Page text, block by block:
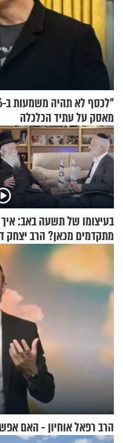
מאסק על עתיד הכלכלה
בעיצומו של תשעה באב: איך
מתקדמים מכאן? הרב יצחק
גרוסמן בשיחה מיוחדת
הרב רפאל אוחיון - האם